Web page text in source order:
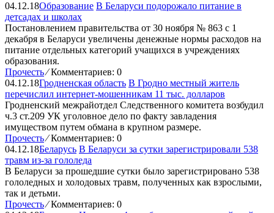
04.12.18Образование В Беларуси подорожало питание в
детсадах и школах
Постановлением правительства от 30 ноября № 863 с 1
декабря в Беларуси увеличены денежные нормы расходов на
питание отдельных категорий учащихся в учреждениях
образования.
Прочесть ⁄Комментариев: 0
04.12.18Гродненская область В Гродно местный житель
перечислил интернет-мошенникам 11 тыс. долларов
Гродненский межрайотдел Следственного комитета возбудил
ч.3 ст.209 УК уголовное дело по факту завладения
имуществом путем обмана в крупном размере.
Прочесть ⁄Комментариев: 0
04.12.18Беларусь В Беларуси за сутки зарегистрировали 538
травм из-за гололеда
В Беларуси за прошедшие сутки было зарегистрировано 538
гололедных и холодовых травм, полученных как взрослыми,
так и детьми.
Прочесть ⁄Комментариев: 0